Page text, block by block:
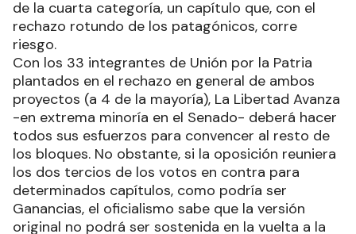
de la cuarta categoría, un capítulo que, con el
rechazo rotundo de los patagónicos, corre
riesgo.
Con los 33 integrantes de Unión por la Patria
plantados en el rechazo en general de ambos
proyectos (a 4 de la mayoría), La Libertad Avanza
-en extrema minoría en el Senado- deberá hacer
todos sus esfuerzos para convencer al resto de
los bloques. No obstante, si la oposición reuniera
los dos tercios de los votos en contra para
determinados capítulos, como podría ser
Ganancias, el oficialismo sabe que la versión
original no podrá ser sostenida en la vuelta a la